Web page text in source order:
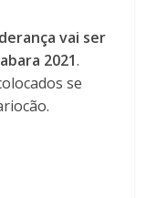
vai ser
2021.
se